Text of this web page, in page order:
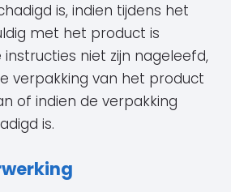
is, indien tijdens het
met het product is
niet zijn nageleefd,
verpakking van het product
of indien de verpakking
is.